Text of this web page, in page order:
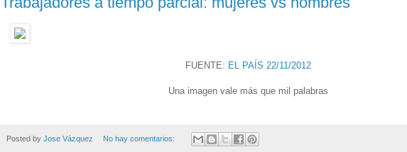
FUENTE: EL PAÍS 22/11/2012
Una imagen vale más que mil palabras
Posted by Jose Vázquez No hay comentarios: